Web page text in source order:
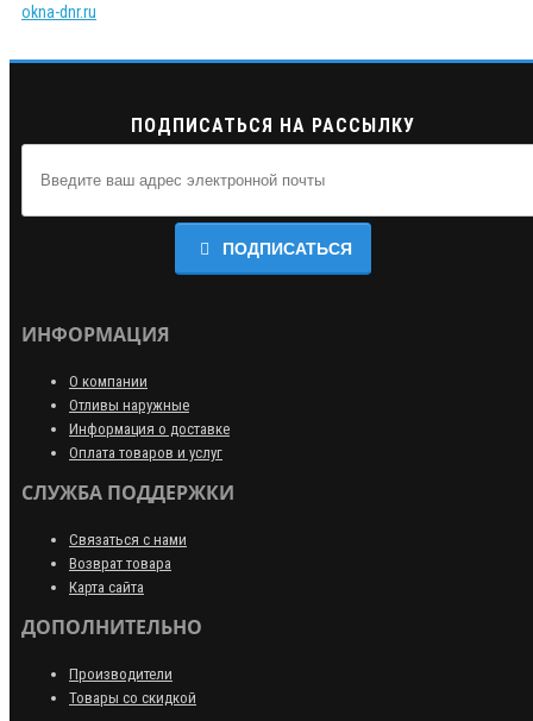
okna-dnr.ru
ПОДПИСАТЬСЯ НА РАССЫЛКУ
ПОДПИСАТЬСЯ
ИНФОРМАЦИЯ
О компании
Отливы наружные
Информация о доставке
Оплата товаров и услуг
СЛУЖБА ПОДДЕРЖКИ
Связаться с нами
Возврат товара
Карта сайта
ДОПОЛНИТЕЛЬНО
Производители
Товары со скидкой